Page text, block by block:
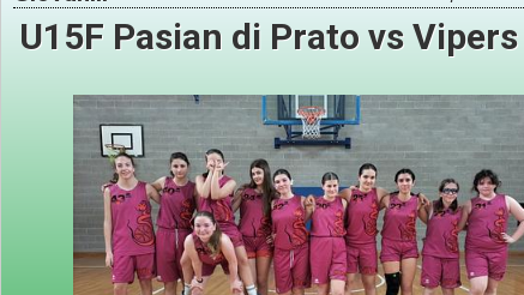
U15F Pasian di Prato vs Vipers